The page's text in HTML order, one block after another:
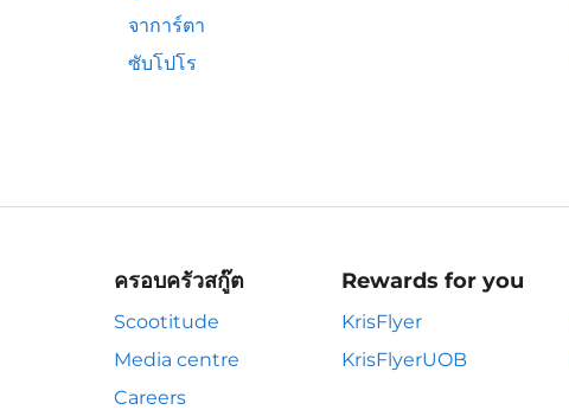
จาการ์ตา
ซับโปโร
ครอบครัวสกู๊ต
Scootitude
Media centre
Careers
Rewards for you
KrisFlyer
KrisFlyerUOB